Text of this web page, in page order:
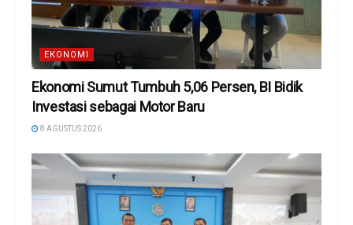
EKONOMI
Ekonomi Sumut Tumbuh 5,06 Persen, BI Bidik
Investasi sebagai Motor Baru
8 AGUSTUS 2026